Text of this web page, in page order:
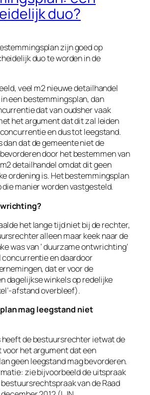
duo?
zijn goed op
duo te worden in de
veel m2 nieuwe detailhandel
een bestemmingsplan, dan
dat van oudsher vaak
het argument dat dit zal leiden
en dus tot leegstand.
dan dat de gemeente niet de
door het bestemmen van
detailhandel omdat dit geen
ordening is. Het bestemmingsplan
die manier worden vastgesteld.
het lange tijd niet bij de rechter,
alleen maar keek naar de
was van ‘ duurzame ontwrichting’
concurrentie en daardoor
dat er voor de
dagelijkse winkels op redelijke
afstand overbleef).
mag leegstand niet
de bestuursrechter ietwat de
het argument dat een
geen leegstand mag bevorderen.
zie bijvoorbeeld de uitspraak
van de Raad